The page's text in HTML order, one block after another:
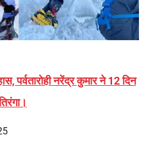
पर्वतारोही नरेंद्र कुमार ने 12 दिन